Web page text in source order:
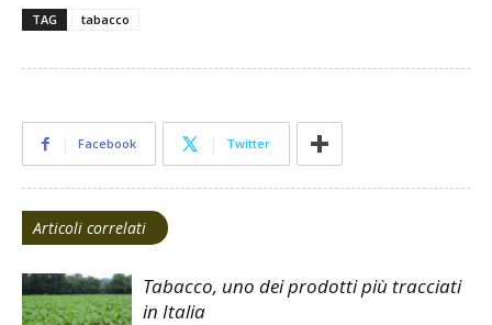
TAG tabacco
Facebook Twitter
Articoli correlati
Tabacco, uno dei prodotti più tracciati
in Italia